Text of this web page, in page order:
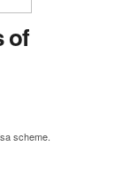
of
scheme.